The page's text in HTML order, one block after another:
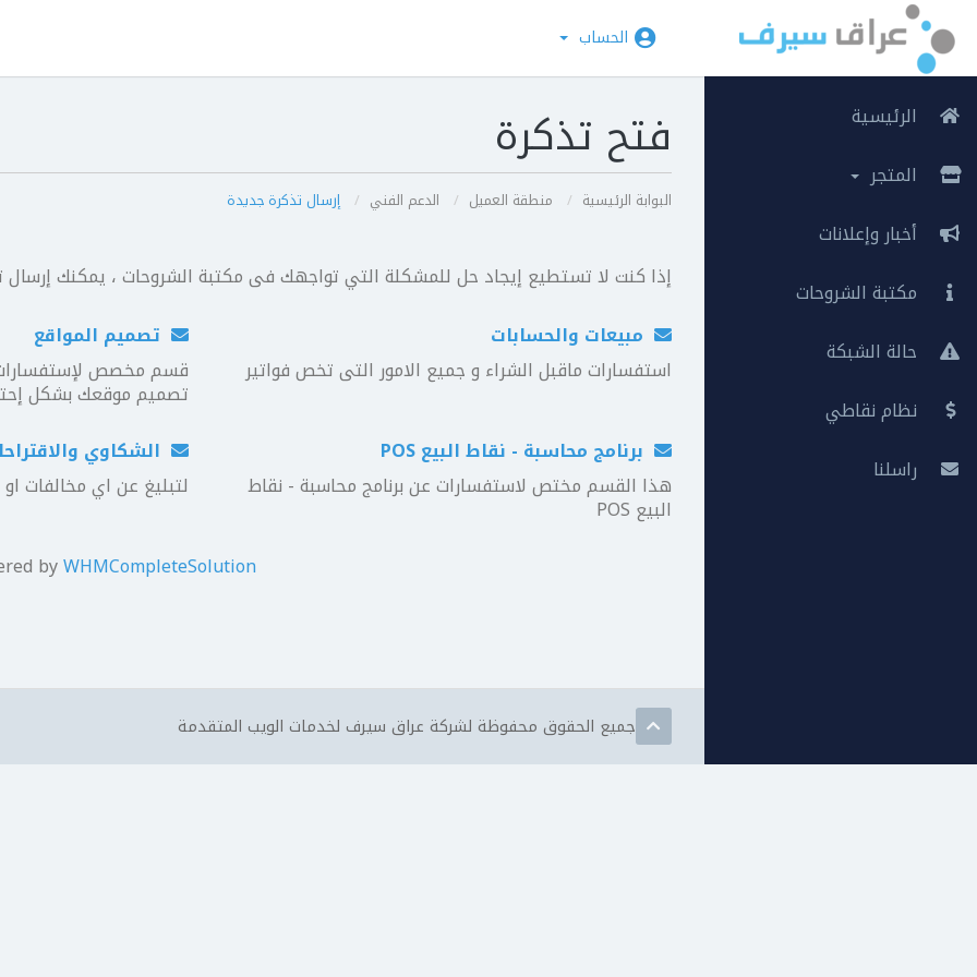
الحساب
الرئيسية
المتجر
أخبار وإعلانات
مكتبة الشروحات
حالة الشبكة
نظام نقاطي
راسلنا
فتح تذكرة
البوابة الرئيسية منطقة العميل الدعم الفني إرسال تذكرة جديدة
إذا كنت لا تستطيع إيجاد حل للمشكلة التي تواجهك فى مكتبة الشروحات ، يمكنك
مبيعات والحسابات
استفسارات ماقبل الشراء و جميع الامور التى تخص فواتير
تصميم المواقع
قسم مخصص
تصميم موقعك بشكل
برنامج محاسبة - نقاط البيع POS
هذا القسم مختص لاستفسارات عن برنامج محاسبة - نقاط
البيع POS
الشكاوي
لتبليغ عن اي مخالفات
byWHMCompleteSolution
جميع الحقوق محفوظة لشركة عراق سيرف لخدمات الويب المتقدمة